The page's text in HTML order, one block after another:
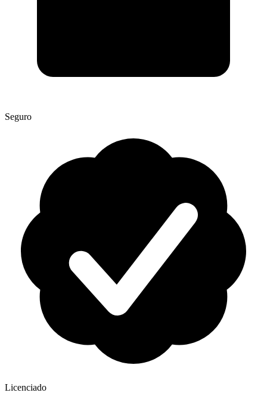
Seguro
Licenciado